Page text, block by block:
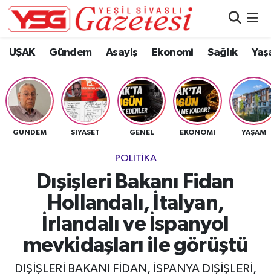
UŞAK Gündem Asayiş Ekonomi Sağlık
GÜNDEM SIYASET GENEL EKONOMI YAŞAM
POLITIKA
Dışişleri Bakanı Fidan
Hollandalı, İtalyan,
İrlandalı ve İspanyol
mevkidaşları ile görüştü
DIŞİŞLERİ BAKANI FİDAN, İSPANYA DIŞİŞLERİ,
Hava Durumu
Namaz Vakitleri
Trafik Durumu
Tüm Manşetler
Son Dakika Haberleri
Haber Arşivi